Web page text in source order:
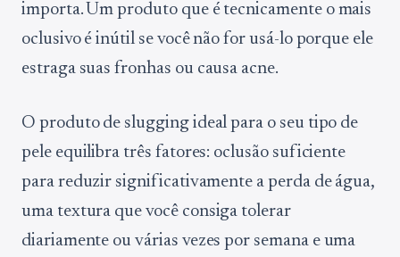
importa. Um produto que é tecnicamente o mais
oclusivo é inútil se você não for usá-lo porque ele
estraga suas fronhas ou causa acne.
O produto de slugging ideal para o seu tipo de
pele equilibra três fatores: oclusão suficiente
para reduzir significativamente a perda de água,
uma textura que você consiga tolerar
diariamente ou várias vezes por semana e uma